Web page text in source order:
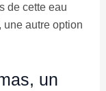
de cette eau
une autre option
un